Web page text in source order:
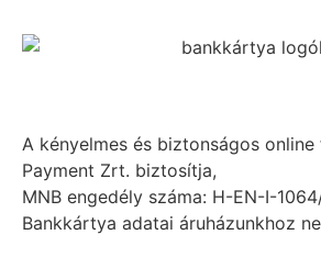
A kényelmes és biztonságos
Payment Zrt. biztosítja,
MNB engedély száma: H-EN-I-
Bankkártya adatai áruházunkhoz